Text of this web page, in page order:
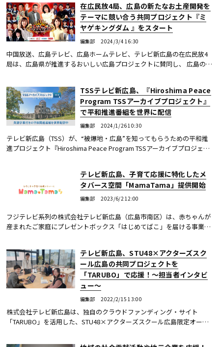
在広民放4局、広島の新たなお土産開発を
テーマに競い合う共同プロジェクト『ミ
ヤゲキングダム 』をスタート
編集部 2024/3/4 16:30
中国放送、広島テレビ、広島ホームテレビ、テレビ新広島の在広民放4
局は、広島県が推進するおいしい広島プロジェクトに賛同し、 広島の新
TSSテレビ新広島、『Hiroshima Peace
Program TSSアーカイブプロジェクト』
で平和推進番組を世界に配信
編集部 2024/1/26 10:30
テレビ新広島（TSS）が、“被爆地・広島”を知ってもらうための平和推
進プロジェクト『Hiroshima Peace Program TSSアーカイブプロジェク
テレビ新広島、子育て応援に特化したメ
タバース空間「MamaTama」提供開始
編集部 2023/6/2 12:00
フジテレビ系列の株式会社テレビ新広島（広島市南区）は、赤ちゃんが
産まれたご家庭にプレゼントボックス「はじめてばこ」を届ける事業を
テレビ新広島、STU48×アクターズスク
ール広島の共同プロジェクトを
「TARUBO」で応援！～担当者インタビ
ュー～
編集部 2022/2/15 13:00
株式会社テレビ新広島は、独自のクラウドファンディング・サイト
「TARUBO」を活用した、STU48×アクターズスクール広島限定オーデ